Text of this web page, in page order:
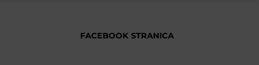
FACEBOOK STRANICA